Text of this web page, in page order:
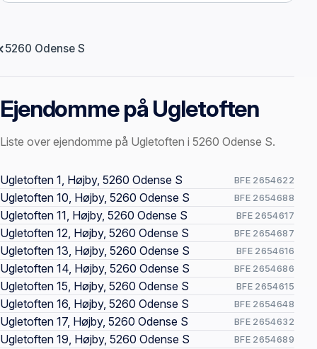
5260 Odense S
Ejendomme på Ugletoften
Liste over ejendomme på Ugletoften i 5260 Odense S.
Offentlige ejendomssider
Ugletoften 1, Højby, 5260 Odense S BFE 2654622
Ugletoften 10, Højby, 5260 Odense S BFE 2654688
Ugletoften 11, Højby, 5260 Odense S BFE 2654617
Ugletoften 12, Højby, 5260 Odense S BFE 2654687
Ugletoften 13, Højby, 5260 Odense S BFE 2654616
Ugletoften 14, Højby, 5260 Odense S BFE 2654686
Ugletoften 15, Højby, 5260 Odense S BFE 2654615
Ugletoften 16, Højby, 5260 Odense S BFE 2654648
Ugletoften 17, Højby, 5260 Odense S BFE 2654632
Ugletoften 19, Højby, 5260 Odense S BFE 2654689